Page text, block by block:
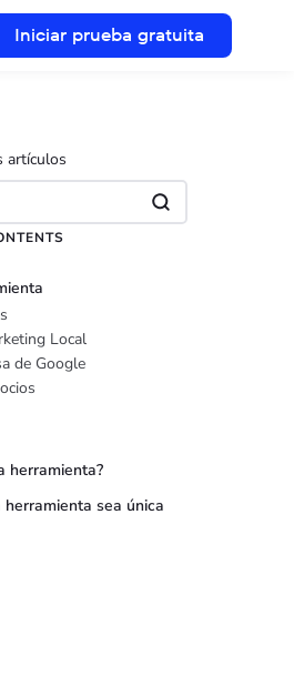
Iniciar prueba gratuita
artículos
Local
de Google
herramienta?
sea única